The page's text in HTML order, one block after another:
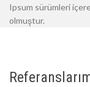
Ipsum sürümleri
olmuştur.